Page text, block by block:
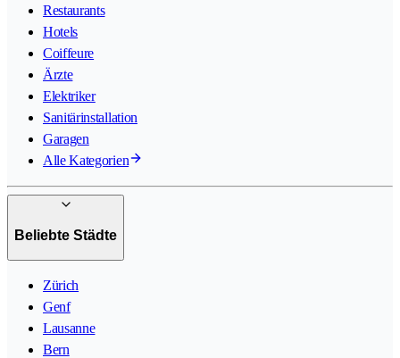
Restaurants
Hotels
Coiffeure
Ärzte
Elektriker
Sanitärinstallation
Garagen
Alle Kategorien
Beliebte Städte
Zürich
Genf
Lausanne
Bern